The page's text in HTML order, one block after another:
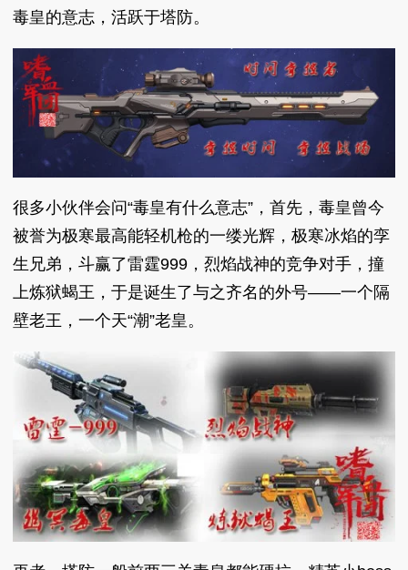
毒皇的意志，活跃于塔防。
很多小伙伴会问“毒皇有什么意志”，首先，毒皇曾今
被誉为极寒最高能轻机枪的一缕光辉，极寒冰焰的孪
生兄弟，斗赢了雷霆999，烈焰战神的竞争对手，撞
上炼狱蝎王，于是诞生了与之齐名的外号——一个隔
壁老王，一个天“潮”老皇。